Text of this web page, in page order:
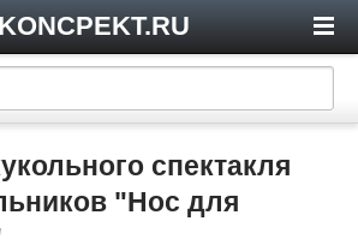
спектакля
"Нос для